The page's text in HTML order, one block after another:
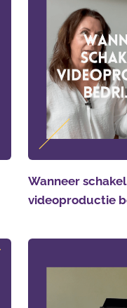
Wanneer
videoproductie